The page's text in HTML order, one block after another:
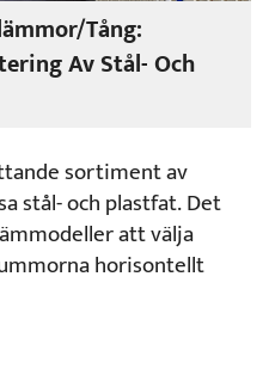
tång:
Av Stål- Och
sortiment av
stål- och plastfat. Det
att välja
horisontellt